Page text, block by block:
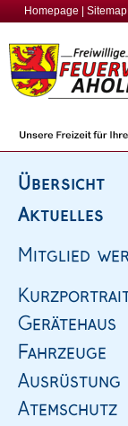
Homepage Sitemap